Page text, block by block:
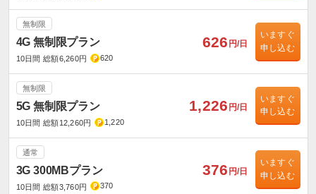
無制限
4G 無制限プラン
10日間 総額6,260円 620
626 円/日
いますぐ
申し込む
無制限
5G 無制限プラン
10日間 総額12,260円 1,220
1,226 円/日
いますぐ
申し込む
通常
3G 300MBプラン
10日間 総額3,760円 370
376 円/日
いますぐ
申し込む